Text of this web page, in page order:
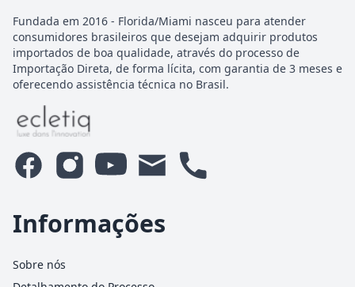
Fundada em 2016 - Florida/Miami nasceu para atender
consumidores brasileiros que desejam adquirir produtos
importados de boa qualidade, através do processo de
Importação Direta, de forma lícita, com garantia de 3 meses e
oferecendo assistência técnica no Brasil.
Informações
Sobre nós